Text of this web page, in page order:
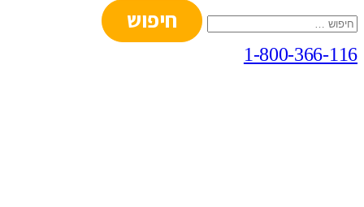
חיפוש:
1-800-366-116